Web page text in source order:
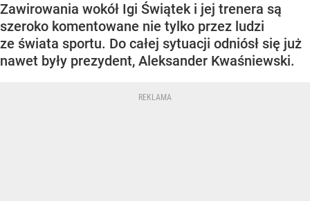
Zawirowania wokół Igi Świątek i jej trenera są
szeroko komentowane nie tylko przez ludzi
ze świata sportu. Do całej sytuacji odniósł się już
nawet były prezydent, Aleksander Kwaśniewski.